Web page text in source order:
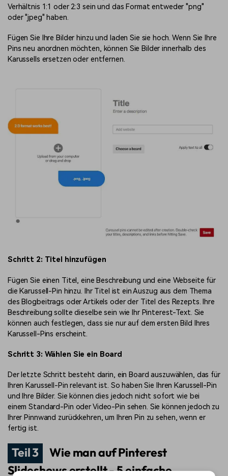
Verhältnis 1:1 oder 2:3 sein und das Format entweder "png"
oder "jpeg" haben.
Fügen Sie Ihre Bilder hinzu und laden Sie sie hoch. Wenn Sie Ihre
Pins neu anordnen möchten, können Sie Bilder innerhalb des
Karussells ersetzen oder entfernen.
Schritt 2: Titel hinzufügen
Fügen Sie einen Titel, eine Beschreibung und eine Webseite für
die Karussell-Pin hinzu. Ihr Titel ist ein Auszug aus dem Thema
des Blogbeitrags oder Artikels oder der Titel des Rezepts. Ihre
Beschreibung sollte dieselbe sein wie Ihr Pinterest-Text. Sie
können auch festlegen, dass sie nur auf dem ersten Bild Ihres
Karussell-Pins erscheint.
Schritt 3: Wählen Sie ein Board
Der letzte Schritt besteht darin, ein Board auszuwählen, das für
Ihren Karussell-Pin relevant ist. So haben Sie Ihren Karussell-Pin
und Ihre Bilder. Sie können dies jedoch nicht sofort wie bei
einem Standard-Pin oder Video-Pin sehen. Sie können jedoch zu
Ihrer Pinnwand zurückkehren, um Ihren Pin zu sehen, wenn er
fertig ist.
Teil 3
Wie man auf Pinterest
Slideshows erstellt - 5 einfache